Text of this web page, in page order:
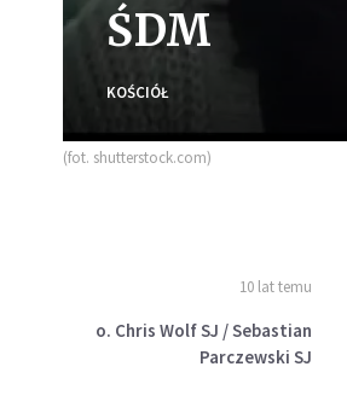
ŚDM
KOŚCIÓŁ
(fot. shutterstock.com)
10 lat temu
o. Chris Wolf SJ / Sebastian
Parczewski SJ